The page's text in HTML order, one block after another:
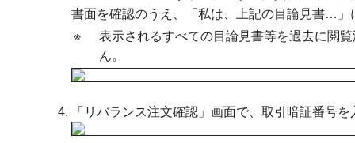
書面を確認のうえ、「私は、上記の目論見書…
※
表示されるすべての目論見書等を過去に閲
ん。
「リバランス注文確認」画面で、取引暗証番号